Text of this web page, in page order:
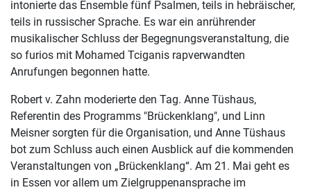
intonierte das Ensemble fünf Psalmen, teils in hebräischer,
teils in russischer Sprache. Es war ein anrührender
musikalischer Schluss der Begegnungsveranstaltung, die
so furios mit Mohamed Tciganis rapverwandten
Anrufungen begonnen hatte.
Robert v. Zahn moderierte den Tag. Anne Tüshaus,
Referentin des Programms "Brückenklang", und Linn
Meisner sorgten für die Organisation, und Anne Tüshaus
bot zum Schluss auch einen Ausblick auf die kommenden
Veranstaltungen von „Brückenklang“. Am 21. Mai geht es
in Essen vor allem um Zielgruppenansprache im